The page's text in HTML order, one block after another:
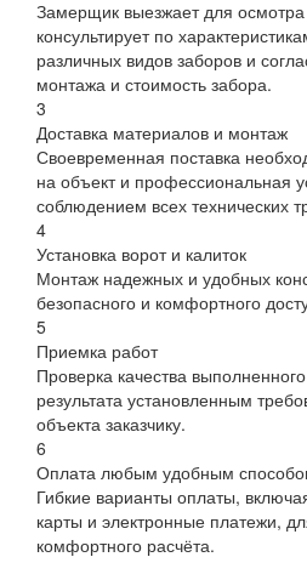
Замерщик выезжает для
консультирует по
различных видов заборов и
монтажа и стоимость забора.
3
Доставка материалов и монтаж
Своевременная поставка
на объект и профессиональная
соблюдением всех технических
4
Установка ворот и калиток
Монтаж надежных и удобных
безопасного и комфортного
5
Приемка работ
Проверка качества
результата установленным
объекта заказчику.
6
Оплата любым удобным
Гибкие варианты оплаты,
карты и электронные платежи,
комфортного расчёта.